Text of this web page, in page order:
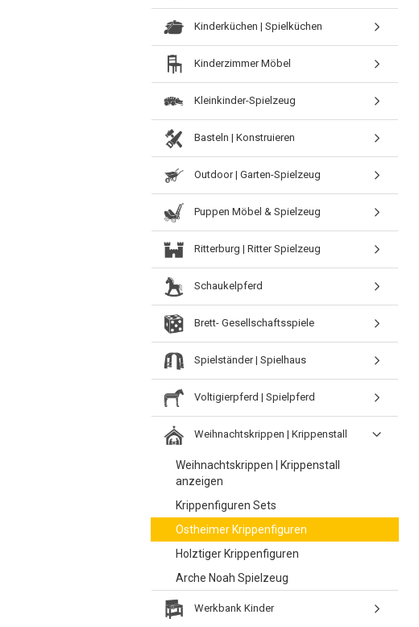
Kinderküchen | Spielküchen
Kinderzimmer Möbel
Kleinkinder-Spielzeug
Basteln | Konstruieren
Outdoor | Garten-Spielzeug
Puppen Möbel & Spielzeug
Ritterburg | Ritter Spielzeug
Schaukelpferd
Brett- Gesellschaftsspiele
Spielständer | Spielhaus
Voltigierpferd | Spielpferd
Weihnachtskrippen | Krippenstall
Weihnachtskrippen | Krippenstall
anzeigen
Krippenfiguren Sets
Ostheimer Krippenfiguren
Holztiger Krippenfiguren
Arche Noah Spielzeug
Werkbank Kinder